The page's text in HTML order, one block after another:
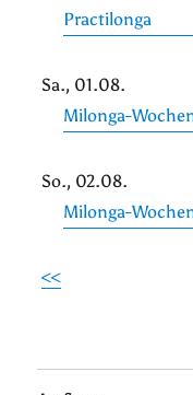
Practilonga
Sa., 01.08.
Milonga-
So., 02.08.
Milonga-
<<